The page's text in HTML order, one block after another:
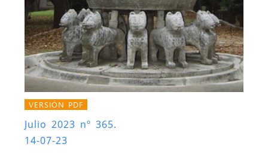
VERSIÓN PDF
Julio 2023 nº 365.
14-07-23